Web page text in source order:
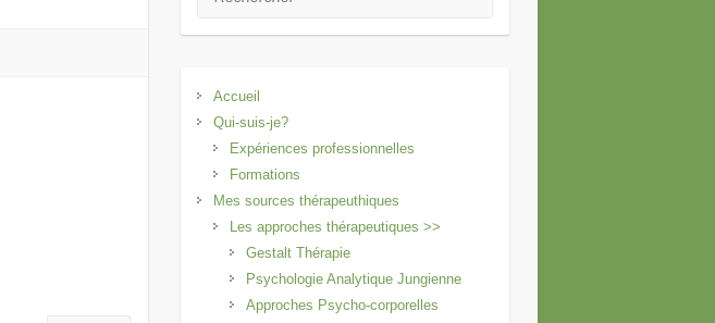
Accueil
Qui-suis-je?
Expériences professionnelles
Formations
Mes sources thérapeuthiques
Les approches thérapeutiques >>
Gestalt Thérapie
Psychologie Analytique Jungienne
Approches Psycho-corporelles